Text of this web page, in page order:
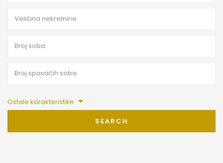
Ostale karakteristike
SEARCH